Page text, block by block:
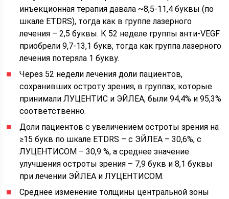
инъекционная терапия давала ~8,5-11,4 буквы (по
шкале ETDRS), тогда как в группе лазерного
лечения – 2,5 буквы. К 52 неделе группы анти-VEGF
приобрели 9,7-13,1 букв, тогда как группа лазерного
лечения потеряла 1 букву.
Через 52 недели лечения доли пациентов,
сохранивших остроту зрения, в группах, которые
принимали ЛУЦЕНТИС и ЭЙЛЕА, были 94,4% и 95,3%
соответственно.
Доли пациентов с увеличением остроты зрения на
≥15 букв по шкале ETDRS – с ЭЙЛЕА – 30,6%, с
ЛУЦЕНТИСОМ – 30,9 %, а среднее значение
улучшения остроты зрения – 7,9 букв и 8,1 буквы
при лечении ЭЙЛЕА и ЛУЦЕНТИСОМ.
Среднее изменение толщины центральной зоны